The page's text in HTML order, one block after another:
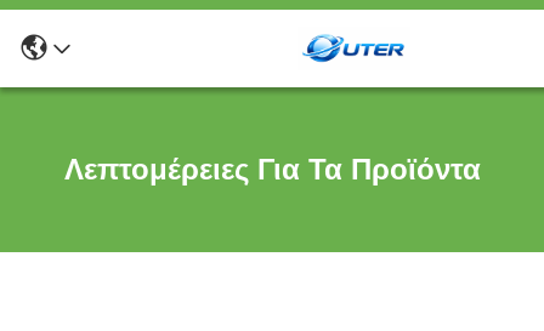
Λεπτομέρειες Για Τα Προϊόντα